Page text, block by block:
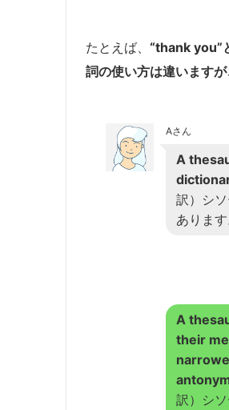
たとえば、 “thank you”
詞の使い方は違いますが
Aさん
A
訳）シ
あります
A
their
訳）シ